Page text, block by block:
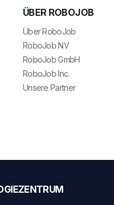
ÜBER ROBOJOB
Über RoboJob
RoboJob NV
RoboJob GmbH
RoboJob Inc.
Unsere Partner